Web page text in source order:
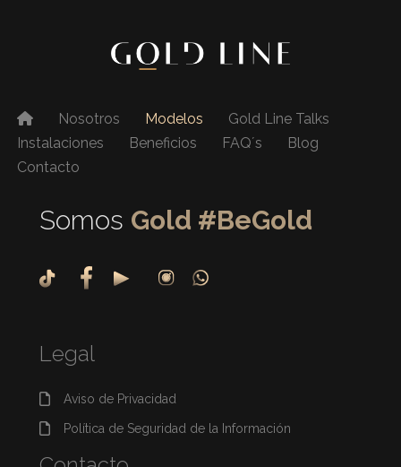
Nosotros Modelos
Gold Line Talks
Instalaciones
Beneficios FAQ´s
Blog
Contacto
Somos Gold #BeGold
Legal
Aviso de Privacidad
Política de Seguridad de la Información